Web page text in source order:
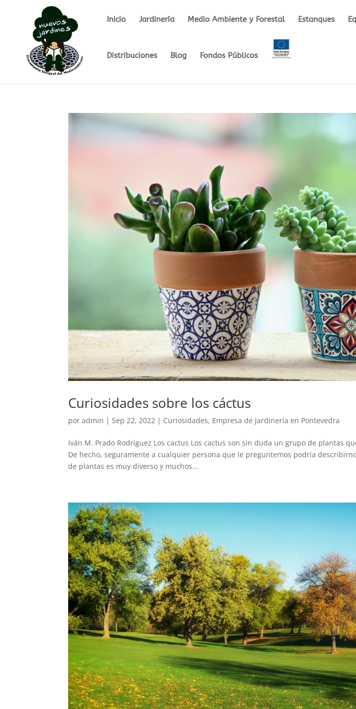
Inicio Jardinería Medio Ambiente y Forestal Estanques
Distribuciones Blog Fondos Públicos
Curiosidades sobre los cáctus
poradmin |Sep 22, 2022 | Curiosidades, Empresa de Jardinería en Pontevedra
Iván M. Prado Rodríguez Los cactus Los cactus son sin duda un grupo de plantas
De hecho, seguramente a cualquier persona que le preguntemos podría
de plantas es muy diverso y muchos...